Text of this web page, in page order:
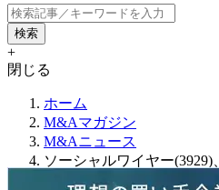
+
閉じる
ホーム
M&Aマガジン
M&Aニュース
ソーシャルワイヤー